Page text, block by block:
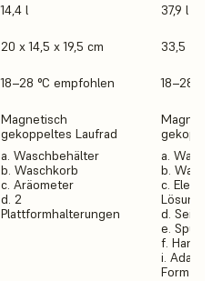
14,4 l 37,9 l
20 x 14,5 x 19,5 cm 33,5 ×
18–28 °C empfohlen 18–28
Magnetisch
gekoppeltes Laufrad
a. Waschbehälter
b. Waschkorb
c. Aräometer
d. 2
Plattformhalterungen
a.
b.
c.
d.
e.
f.
i.
Form 3